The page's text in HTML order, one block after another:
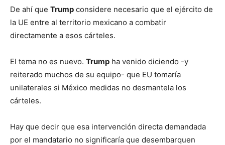
De ahí que Trump considere necesario que el ejército de
la UE entre al territorio mexicano a combatir
directamente a esos cárteles.
El tema no es nuevo. Trump ha venido diciendo -y
reiterado muchos de su equipo- que EU tomaría
unilaterales si México medidas no desmantela los
cárteles.
Hay que decir que esa intervención directa demandada
por el mandatario no significaría que desembarquen